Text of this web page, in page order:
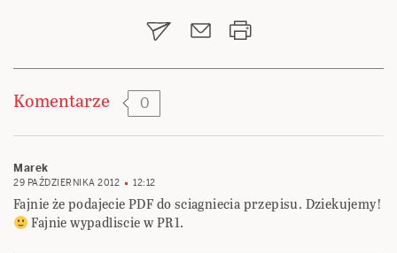
wpisu
Komentarze 0
Marek
29 PAŹDZIERNIKA 2012 12:12
Fajnie że podajecie PDF do sciagniecia przepisu. Dziekujemy!
Fajnie wypadliscie w PR1.